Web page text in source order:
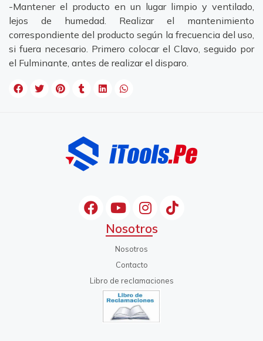
-Mantener el producto en un lugar limpio y ventilado,
lejos de humedad. Realizar el mantenimiento
correspondiente del producto según la frecuencia del uso,
si fuera necesario. Primero colocar el Clavo, seguido por
el Fulminante, antes de realizar el disparo.
Nosotros
Nosotros
Contacto
Libro de reclamaciones